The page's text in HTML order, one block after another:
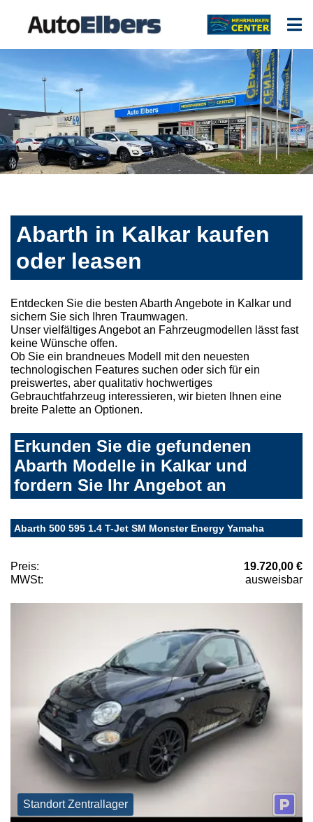
Abarth in Kalkar kaufen
oder leasen
Entdecken Sie die besten Abarth Angebote in Kalkar und
sichern Sie sich Ihren Traumwagen.
Unser vielfältiges Angebot an Fahrzeugmodellen lässt fast
keine Wünsche offen.
Ob Sie ein brandneues Modell mit den neuesten
technologischen Features suchen oder sich für ein
preiswertes, aber qualitativ hochwertiges
Gebrauchtfahrzeug interessieren, wir bieten Ihnen eine
breite Palette an Optionen.
Erkunden Sie die gefundenen
Abarth Modelle in Kalkar und
fordern Sie Ihr Angebot an
Abarth 500 595 1.4 T-Jet SM Monster Energy Yamaha
Preis:
19.720,00 €
MWSt:
ausweisbar
Standort Zentrallager